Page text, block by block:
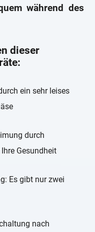
während des
dieser
ein sehr leises
durch
Gesundheit
Es gibt nur zwei
nach